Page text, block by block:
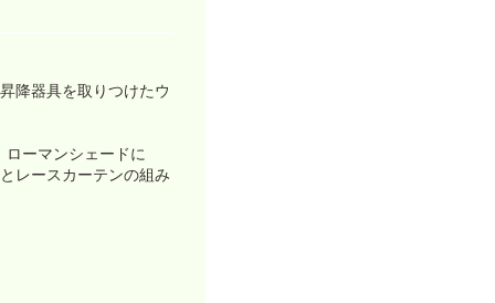
降器具を取りつけたウ
ーマンシェードに
レースカーテンの組み